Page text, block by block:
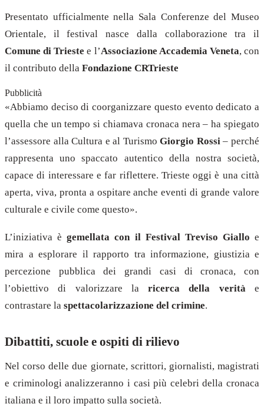
Presentato ufficialmente nella Sala Conferenze del Museo
Orientale, il festival nasce dalla collaborazione tra il
Comune di Trieste e l’Associazione Accademia Veneta, con
il contributo della Fondazione CRTrieste
Pubblicità
«Abbiamo deciso di coorganizzare questo evento dedicato a
quella che un tempo si chiamava cronaca nera – ha spiegato
l’assessore alla Cultura e al TurismoGiorgio Rossi – perché
rappresenta uno spaccato autentico della nostra società,
capace di interessare e far riflettere. Trieste oggi è una città
aperta, viva, pronta a ospitare anche eventi di grande valore
culturale e civile come questo».
L’iniziativa ègemellata con il Festival Treviso Giallo e
mira a esplorare il rapporto tra informazione, giustizia e
percezione pubblica dei grandi casi di cronaca, con
l’obiettivo di valorizzare laricerca della veritàe
contrastare la spettacolarizzazione del crimine.
Dibattiti, scuole e ospiti di rilievo
Nel corso delle due giornate, scrittori, giornalisti, magistrati
e criminologi analizzeranno i casi più celebri della cronaca
italiana e il loro impatto sulla società.